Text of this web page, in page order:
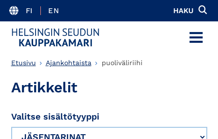
FI EN HAKU
MENU
Etusivu Ajankohtaista puoliväliriihi
Artikkelit
Valitse sisältötyyppi